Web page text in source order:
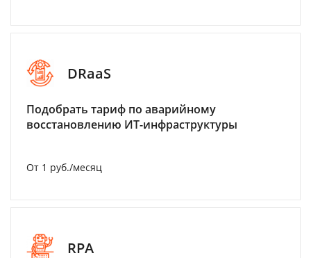
DRaaS
Подобрать тариф по аварийному
восстановлению ИТ-инфраструктуры
От 1 руб./месяц
RPA